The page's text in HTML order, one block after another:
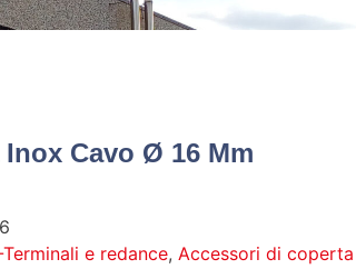
Inox Cavo Ø 16 Mm
e redance, Accessori di coperta